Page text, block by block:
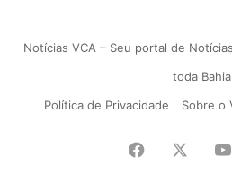
Notícias VCA – Seu portal de
toda Bahia
Política de Privacidade
Sobre o
Facebook